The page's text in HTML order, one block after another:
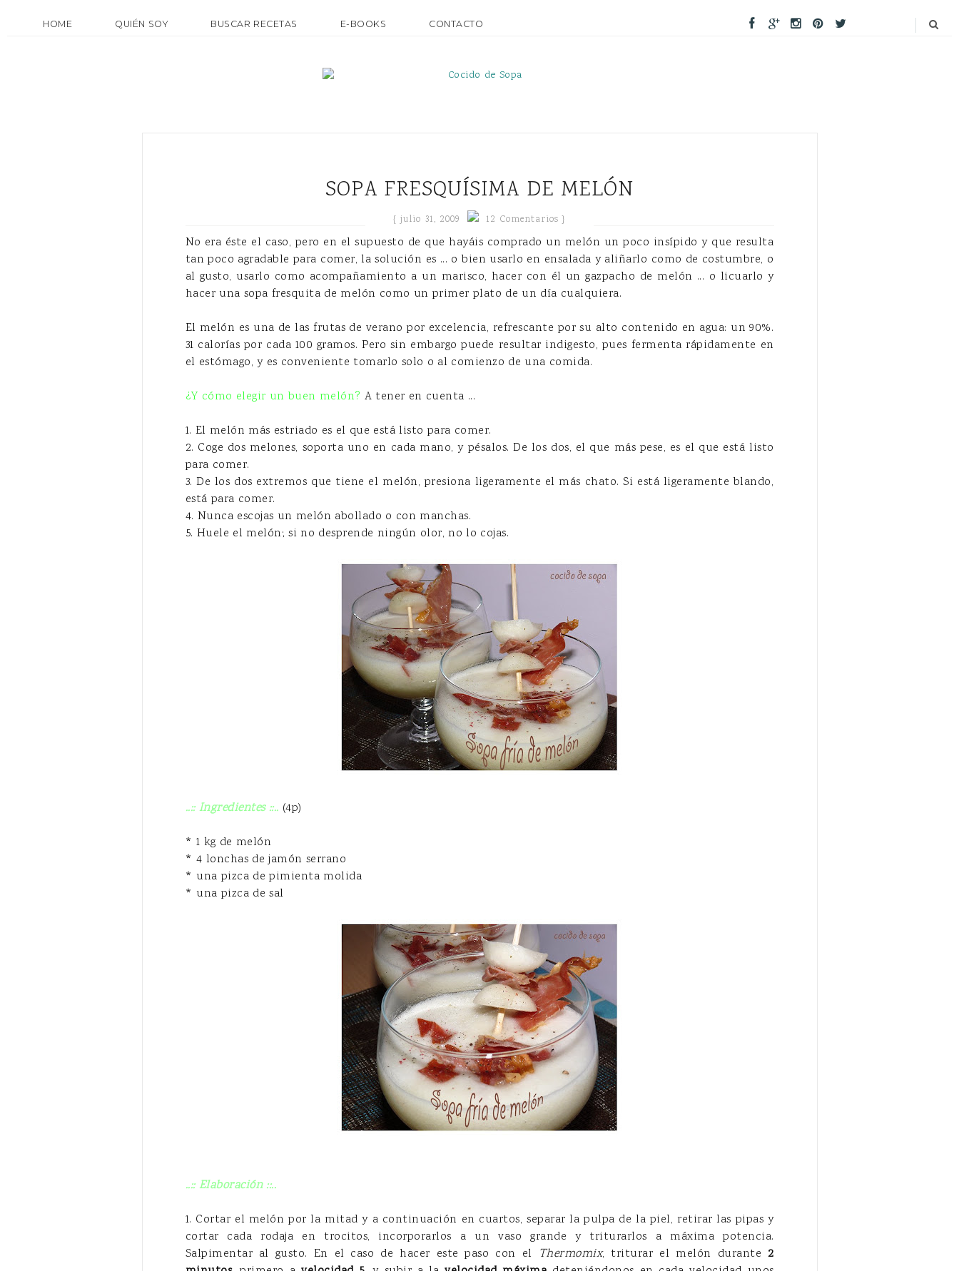
HOME QUIÉN SOY BUSCAR RECETAS E-BOOKS CONTACTO
SOPA FRESQUÍSIMA DE MELÓN
{julio 31, 2009 12 Comentarios }
No era éste el caso, pero en el supuesto de que hayáis comprado un melón un poco insípido y que resulta
tan poco agradable para comer, la solución es ... o bien usarlo en ensalada y aliñarlo como de costumbre, o
al gusto, usarlo como acompañamiento a un marisco, hacer con él un gazpacho de melón ... o licuarlo y
hacer una sopa fresquita de melón como un primer plato de un día cualquiera.
El melón es una de las frutas de verano por excelencia, refrescante por su alto contenido en agua: un 90%.
31 calorías por cada 100 gramos. Pero sin embargo puede resultar indigesto, pues fermenta rápidamente en
el estómago, y es conveniente tomarlo solo o al comienzo de una comida.
¿Y cómo elegir un buen melón? A tener en cuenta ...
1. El melón más estriado es el que está listo para comer.
2. Coge dos melones, soporta uno en cada mano, y pésalos. De los dos, el que más pese, es el que está listo
para comer.
3. De los dos extremos que tiene el melón, presiona ligeramente el más chato. Si está ligeramente blando,
está para comer.
4. Nunca escojas un melón abollado o con manchas.
5. Huele el melón; si no desprende ningún olor, no lo cojas.
..:: Ingredientes ::.. (4p)
* 1 kg de melón
* 4 lonchas de jamón serrano
* una pizca de pimienta molida
* una pizca de sal
..:: Elaboración ::..
1. Cortar el melón por la mitad y a continuación en cuartos, separar la pulpa de la piel, retirar las pipas y
cortar cada rodaja en trocitos, incorporarlos a un vaso grande y triturarlos a máxima potencia.
Salpimentar al gusto. En el caso de hacer este paso con el Thermomix, triturar el melón durante2